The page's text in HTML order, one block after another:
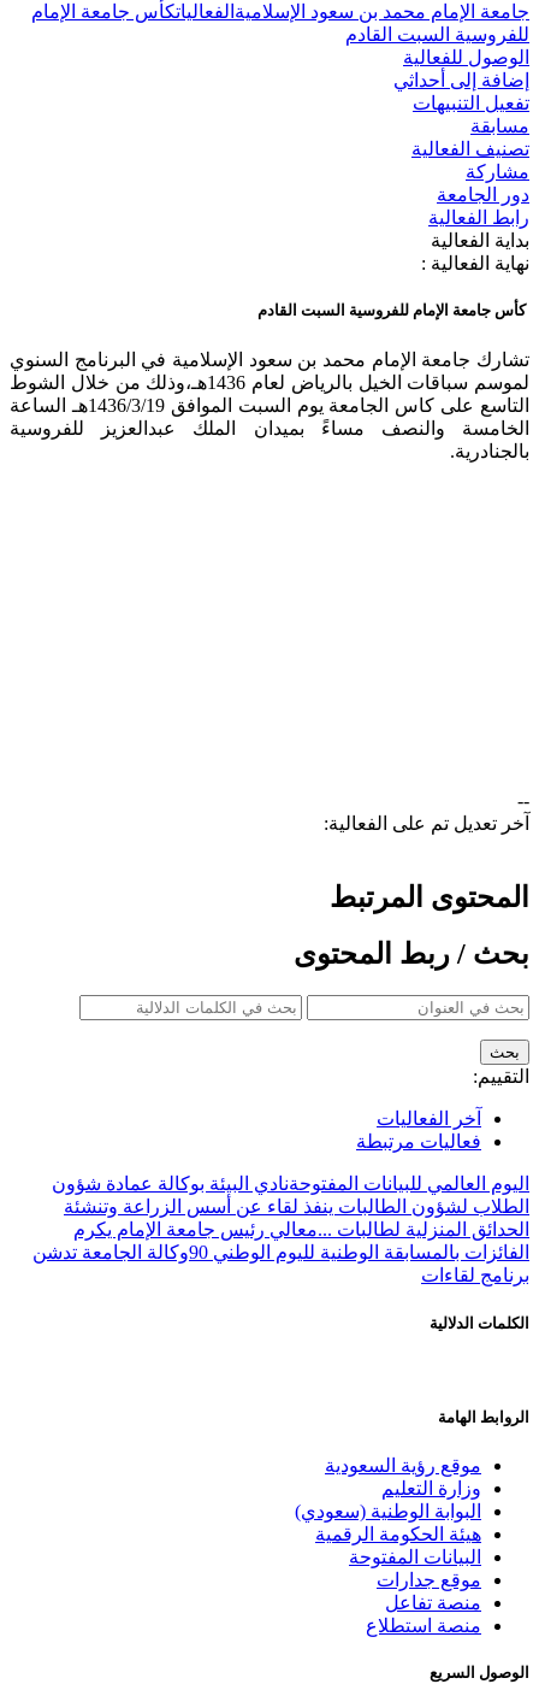
جامعة الإمام محمد بن سعود الإسلامية الفعالياتكأس جامعة الإمام
للفروسية السبت القادم
الوصول للفعالية
إضافة إلى أحداثي
تفعيل التنبيهات
مسابقة
تصنيف الفعالية
مشاركة
دور الجامعة
رابط الفعالية
بداية الفعالية
نهاية الفعالية :
كأس جامعة الإمام للفروسية السبت القادم
تشارك جامعة الإمام محمد بن سعود الإسلامية في البرنامج السنوي
لموسم سباقات الخيل بالرياض لعام 1436هـ،وذلك من خلال الشوط
التاسع على كاس الجامعة يوم السبت الموافق 1436/3/19هـ الساعة
الخامسة والنصف مساءً بميدان الملك عبدالعزيز للفروسية
بالجنادرية.​
--
آخر تعديل تم على الفعالية:
المحتوى المرتبط
بحث / ربط المحتوى
التقييم:
آخر الفعاليات
فعاليات مرتبطة
اليوم العالمي للبيانات المفتوحةنادي البيئة بوكالة عمادة شؤون
الطلاب لشؤون الطالبات ينفذ لقاء عن أسس الزراعة وتنشئة
الحدائق المنزلية لطالبات ...معالي رئيس جامعة الإمام يكرم
الفائزات بالمسابقة الوطنية لليوم الوطني 90
وكالة الجامعة تدشن
برنامج لقاءات
الكلمات الدلالية
الروابط الهامة
موقع رؤية السعودية
وزارة التعليم
البوابة الوطنية (سعودي)
هيئة الحكومة الرقمية
البيانات المفتوحة
موقع جدارات
منصة تفاعل
منصة استطلاع
الوصول السريع